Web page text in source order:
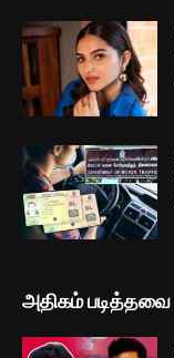
அதிகம் படித்தவை